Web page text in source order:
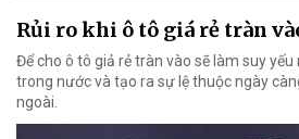
Rủi ro khi ô tô giá rẻ tràn
Để cho ô tô giả rẻ tràn vào sẽ làm suy
trong nước và tạo ra sự lệ thuộc ngày
ngoài.